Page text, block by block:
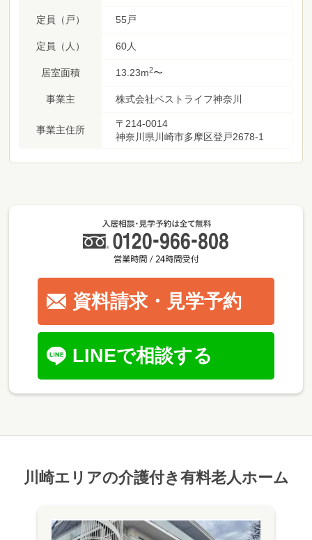
定員（戸） 55戸
定員（人） 60人
居室面積 13.23m2〜
事業主 株式会社ベストライフ神奈川
事業主住所
〒214-0014
神奈川県川崎市多摩区登戸2678-1
資料請求・見学予約
LINEで相談する
川崎エリアの介護付き有料老人ホーム